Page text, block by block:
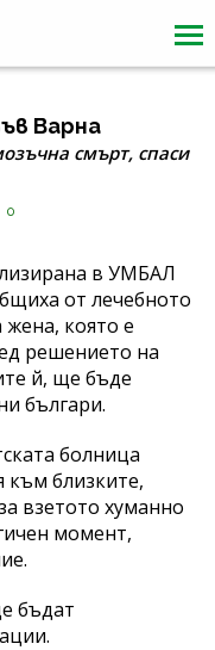
Варна
смърт, спаси
0
в УМБАЛ
от лечебното
която е
решението на
й, ще бъде
българи.
болница
към близките,
взетото хуманно
момент,
бъдат